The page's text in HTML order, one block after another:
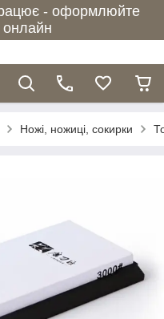
- оформлюйте
Ножі, ножиці, сокирки